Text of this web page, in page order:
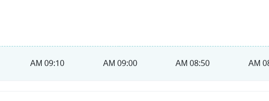
08:50 AM
09:00 AM
09:10 AM